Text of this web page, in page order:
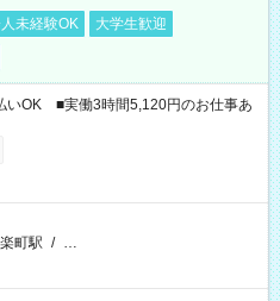
未経験OK
大学生歓迎
OK ■実働3時間5,120円のお仕事あ
町駅 / …